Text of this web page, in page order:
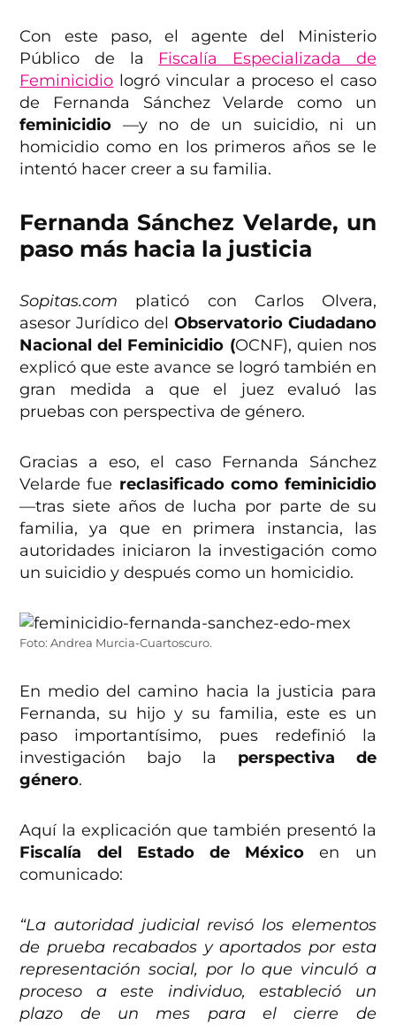
Con este paso, el agente del Ministerio
Público de la Fiscalía Especializada de
Feminicidio logró vincular a proceso el caso
de Fernanda Sánchez Velarde como un
feminicidio —y no de un suicidio, ni un
homicidio como en los primeros años se le
intentó hacer creer a su familia.
Fernanda Sánchez Velarde, un
paso más hacia la justicia
Sopitas.com platicó con Carlos Olvera,
asesor Jurídico del Observatorio Ciudadano
Nacional del Feminicidio (OCNF), quien nos
explicó que este avance se logró también en
gran medida a que el juez evaluó las
pruebas con perspectiva de género.
Gracias a eso, el caso Fernanda Sánchez
Velarde fue reclasificado como feminicidio
—tras siete años de lucha por parte de su
familia, ya que en primera instancia, las
autoridades iniciaron la investigación como
un suicidio y después como un homicidio.
Foto: Andrea Murcia-Cuartoscuro.
En medio del camino hacia la justicia para
Fernanda, su hijo y su familia, este es un
paso importantísimo, pues redefinió la
investigación bajo la perspectiva de
género.
Aquí la explicación que también presentó la
Fiscalía del Estado de México en un
comunicado:
“La autoridad judicial revisó los elementos
de prueba recabados y aportados por esta
representación social, por lo que vinculó a
proceso a este individuo, estableció un
plazo de un mes para el cierre de